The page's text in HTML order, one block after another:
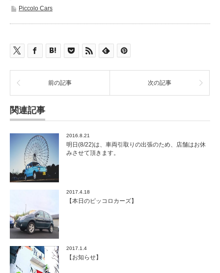
Piccolo Cars
前の記事 次の記事
関連記事
2016.8.21
明日(8/22)は、車両引取りの出張のため、店舗はお休
みさせて頂きます。
2017.4.18
【本日のピッコロカーズ】
2017.1.4
【お知らせ】